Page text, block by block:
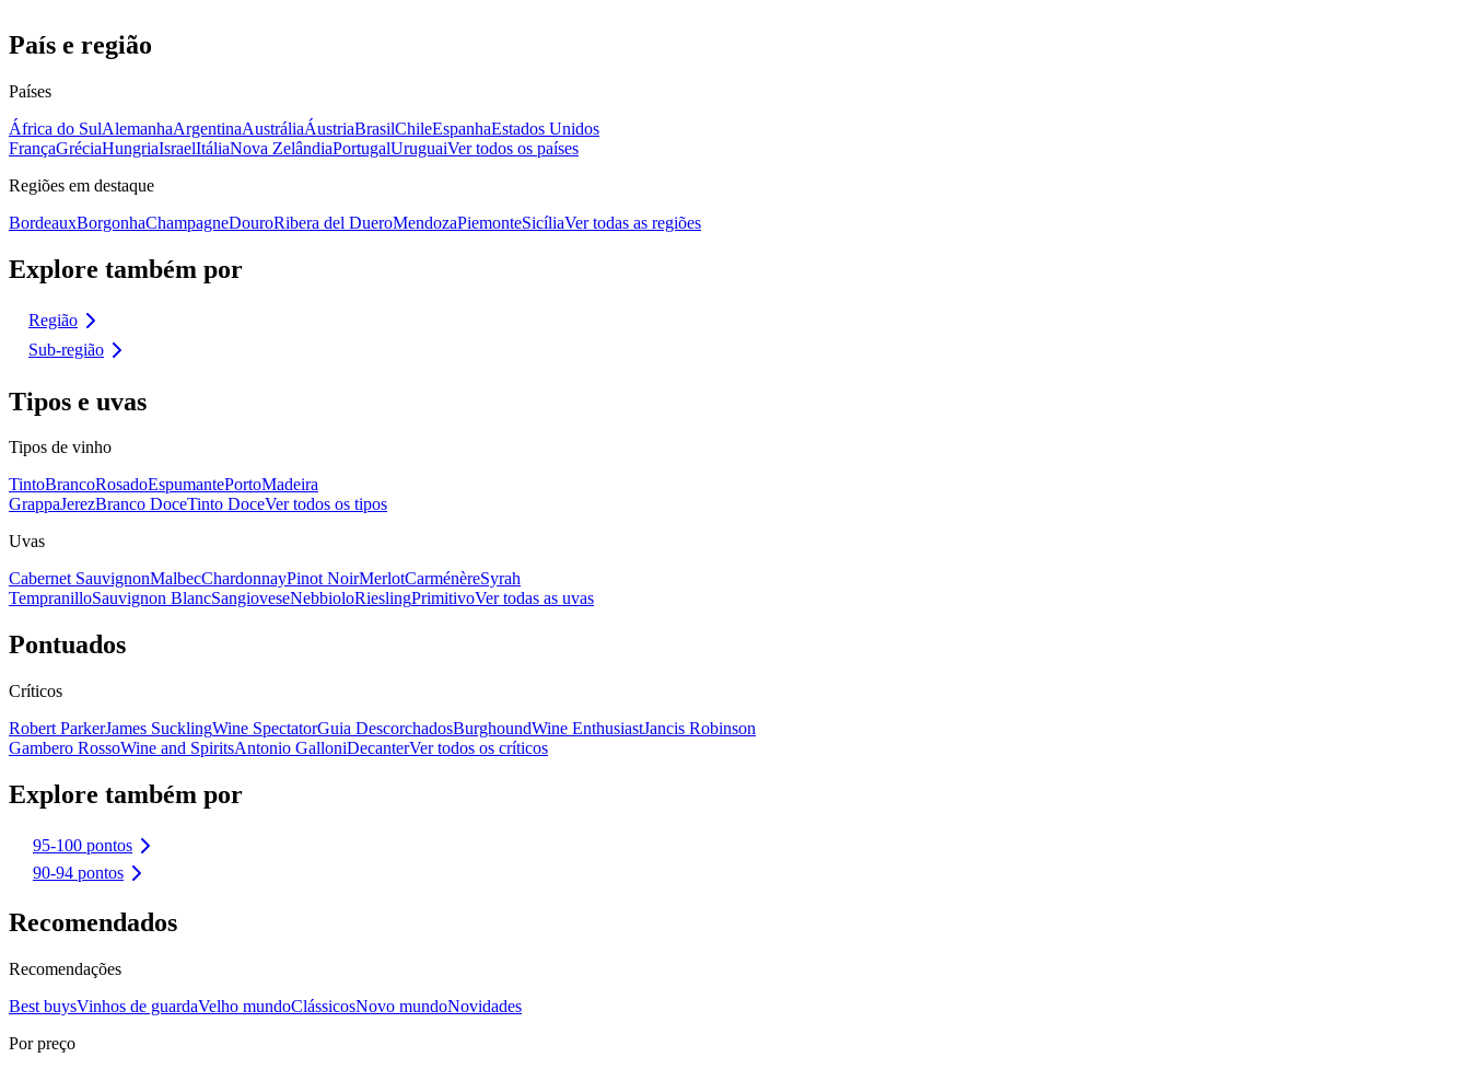
País e região
Países
África do SulAlemanhaArgentinaAustráliaÁustriaBrasilChileEspanhaEstados Unidos
FrançaGréciaHungriaIsraelItáliaNova ZelândiaPortugalUruguaiVer todos os países
Regiões em destaque
BordeauxBorgonhaChampagneDouroRibera del DueroMendozaPiemonteSicíliaVer todas as regiões
Explore também por
Região
Sub-região
Tipos e uvas
Tipos de vinho
TintoBrancoRosadoEspumantePortoMadeira
GrappaJerezBranco DoceTinto DoceVer todos os tipos
Uvas
Cabernet SauvignonMalbecChardonnayPinot NoirMerlotCarménèreSyrah
TempranilloSauvignon BlancSangioveseNebbioloRieslingPrimitivoVer todas as uvas
Pontuados
Críticos
Robert ParkerJames SucklingWine SpectatorGuia DescorchadosBurghoundWine EnthusiastJancis Robinson
Gambero RossoWine and SpiritsAntonio GalloniDecanterVer todos os críticos
Explore também por
95-100 pontos
90-94 pontos
Recomendados
Recomendações
Best buysVinhos de guardaVelho mundoClássicosNovo mundoNovidades
Por preço